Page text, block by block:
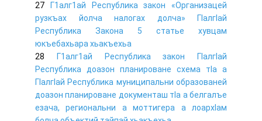
27
Г1алг1ай Республика закон «Организацей
рузкъах йолча налогах долча» ГIалгIай
Республика Закона 5 статье хувцам
юкъебахьара хьакъехьа
28
Г1алг1ай Республика закон ГIалгIай
Республика доазон планироване схема тIа а
ГIалгIай Республика муниципальни образованей
доазон планироване документаш тIа а белгалъе
езача, региональни а моттигера а лоархIам